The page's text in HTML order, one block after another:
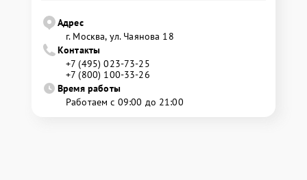
Адрес
г. Москва, ул. Чаянова 18
Контакты
+7 (495) 023-73-25
+7 (800) 100-33-26
Время работы
Работаем с 09:00 до 21:00